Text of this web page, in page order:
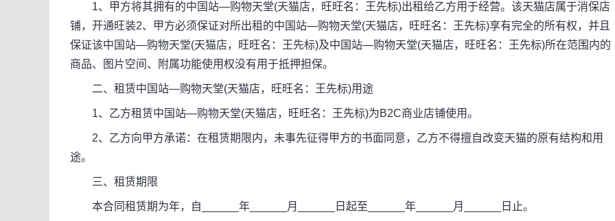
1、甲方将其拥有的中国站—购物天堂(天猫店，旺旺名：王先标)出租给乙方用于经营。该天猫店属于消保店
铺，开通旺装2、甲方必须保证对所出租的中国站—购物天堂(天猫店，旺旺名：王先标)享有完全的所有权，并且
保证该中国站—购物天堂(天猫店，旺旺名：王先标)及中国站—购物天堂(天猫店，旺旺名：王先标)所在范围内的
商品、图片空间、附属功能使用权没有用于抵押担保。
二、租赁中国站—购物天堂(天猫店，旺旺名：王先标)用途
1、乙方租赁中国站—购物天堂(天猫店，旺旺名：王先标)为B2C商业店铺使用。
2、乙方向甲方承诺：在租赁期限内，未事先征得甲方的书面同意，乙方不得擅自改变天猫的原有结构和用
途。
三、租赁期限
本合同租赁期为年，自______年______月______日起至______年______月______日止。